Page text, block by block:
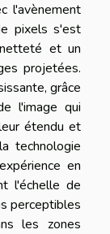
l'avènement
pixels s'est
et un
projetées.
grâce
l'image qui
étendu et
technologie
en
l'échelle de
perceptibles
les zones